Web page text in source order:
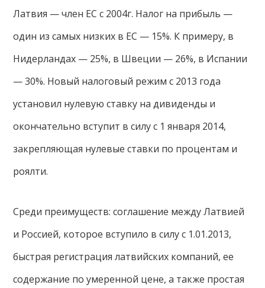
Латвия — член ЕС с 2004г. Налог на прибыль —
один из самых низких в ЕС — 15%. К примеру, в
Нидерландах — 25%, в Швеции — 26%, в Испании
— 30%. Новый налоговый режим с 2013 года
установил нулевую ставку на дивиденды и
окончательно вступит в силу с 1 января 2014,
закрепляющая нулевые ставки по процентам и
роялти.
Среди преимуществ: соглашение между Латвией
и Россией, которое вступило в силу с 1.01.2013,
быстрая регистрация латвийских компаний, ее
содержание по умеренной цене, а также простая